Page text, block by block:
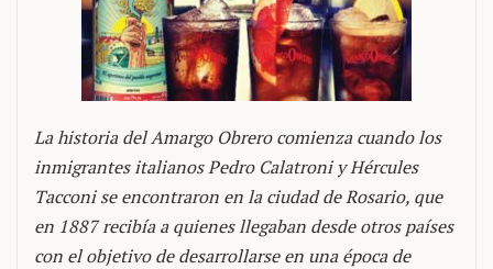
La historia del Amargo Obrero comienza cuando los
inmigrantes italianos Pedro Calatroni y Hércules
Tacconi se encontraron en la ciudad de Rosario, que
en 1887 recibía a quienes llegaban desde otros países
con el objetivo de desarrollarse en una época de